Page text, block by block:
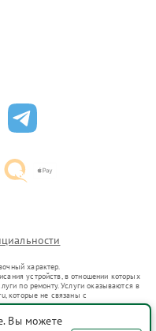
характер.
устройств, в отношении которых
по ремонту. Услуги оказываются в
которые не связаны с
представителями.
гражданский оборот в соответствии
Вы можете